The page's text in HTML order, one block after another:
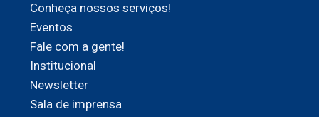
Conheça nossos serviços!
Eventos
Fale com a gente!
Institucional
Newsletter
Sala de imprensa